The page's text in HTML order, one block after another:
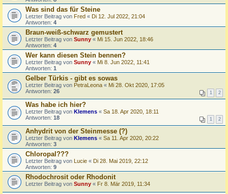
Was sind das für Steine
Letzter Beitrag von Fred « Di 12. Jul 2022, 21:04
Antworten: 4
Braun-weiß-schwarz gemustert
Letzter Beitrag von Sunny « Mi 15. Jun 2022, 18:46
Antworten: 4
Wer kann diesen Stein bennen?
Letzter Beitrag von Sunny « Mi 8. Jun 2022, 11:41
Antworten: 1
Gelber Türkis - gibt es sowas
Letzter Beitrag von PetraLeona « Mi 28. Okt 2020, 17:05
Antworten: 26 1 2
Was habe ich hier?
Letzter Beitrag von Klemens « Sa 18. Apr 2020, 18:11
Antworten: 18 1 2
Anhydrit von der Steinmesse (?)
Letzter Beitrag von Klemens « Sa 11. Apr 2020, 20:22
Antworten: 3
Chloropal???
Letzter Beitrag von Lucie « Di 28. Mai 2019, 22:12
Antworten: 9
Rhodochrosit oder Rhodonit
Letzter Beitrag von Sunny « Fr 8. Mär 2019, 11:34